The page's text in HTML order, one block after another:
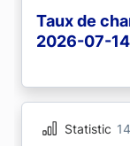
Taux de
2026-07-14
Statistic